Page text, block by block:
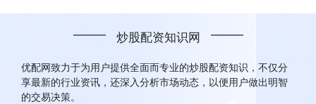
炒股配资知识网
优配网致力于为用户提供全面而专业的炒股配资知识，不仅分
享最新的行业资讯，还深入分析市场动态，以便用户做出明智
的交易决策。